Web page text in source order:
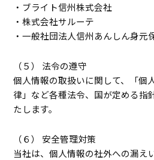
・ブライト信州株式会社
・株式会社サルーテ
・一般社団法人信州あんしん身元
（５） 法令の遵守
個人情報の取扱いに関して、「個
律」など各種法令、国が定める指
たします。
（６） 安全管理対策
当社は、個人情報の社外への漏え